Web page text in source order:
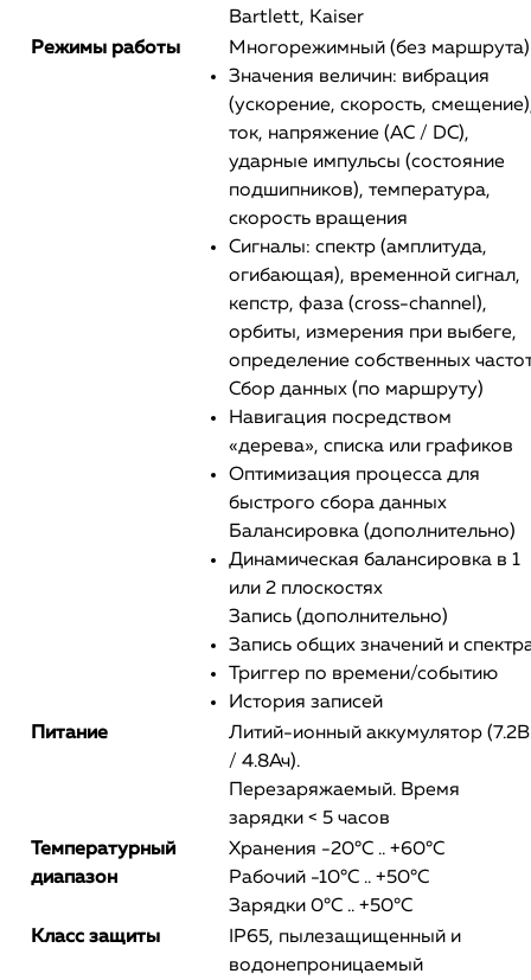
Bartlett, Kaiser
Режимы работы
Многорежимный (без маршрута)
Значения величин: вибрация
(ускорение, скорость,
ток, напряжение (AC / DC),
ударные импульсы (состояние
подшипников), температура,
скорость вращения
Сигналы: спектр (амплитуда,
огибающая), временной сигнал,
кепстр, фаза (cross-channel),
орбиты, измерения при выбеге,
определение собственных
Сбор данных (по маршруту)
Навигация посредством
«дерева», списка или графиков
Оптимизация процесса для
быстрого сбора данных
Балансировка (дополнительно)
Динамическая балансировка в 1
или 2 плоскостях
Запись (дополнительно)
Запись общих значений и
Триггер по времени/событию
История записей
Питание
Литий-ионный аккумулятор (7.2В
/ 4.8Ач).
Перезаряжаемый. Время
зарядки < 5 часов
Температурный
диапазон
Хранения -20°C .. +60°C
Рабочий -10°C .. +50°C
Зарядки 0°C .. +50°C
Класс защиты
IP65, пылезащищенный и
водонепроницаемый